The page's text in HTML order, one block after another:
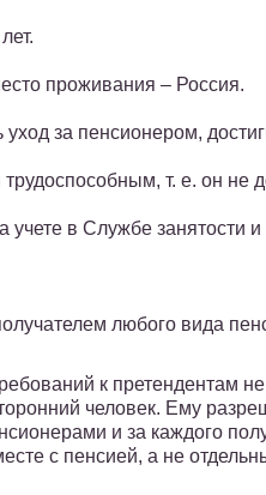
проживания – Россия.
за пенсионером,
трудоспособным, т. е. он не
учете в Службе занятости
любого вида
к претендентам
человек. Ему
и за каждого
с пенсией, а не